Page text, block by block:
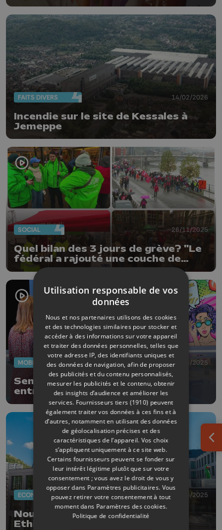
FAITS DIVERS 14/02/2026
Incendie sur le site de Kessales à
Jemeppe
SOCIAL 26/11/2025
Quel bilan des 3 jours de grève? "Le
fédéral a rajouté une couche de
mécontentement"
MOBILITÉ 29/08/2025
Semaine de la mobilité : les
entreprises participent aussi !
ECONOMIE 16/05/2025
Nouvelle identité visuelle pour
Ethias
Utilisation responsable de vos
données
Nous et nos partenaires utilisons des cookies
et des technologies similaires pour stocker et
accéder à des informations sur votre appareil
et traiter des données personnelles, telles que
votre adresse IP, des identifiants uniques et
des données de navigation, afin de proposer
des publicités et du contenu personnalisés,
mesurer les publicités et le contenu, obtenir
des insights d’audience et améliorer les
services. Fournisseurs tiers (1910) peuvent
également traiter vos données à ces fins et à
d’autres, notamment en utilisant des données
de géolocalisation précises et des
caractéristiques de l’appareil. Vos choix
s’appliquent uniquement à ce site web.
Certains fournisseurs peuvent se fonder sur
leur intérêt légitime plutôt que sur votre
consentement ; vous avez le droit de vous y
opposer dans Paramètres publicitaires. Vous
pouvez retirer votre consentement à tout
moment dans Paramètres des cookies.
Politique de confidentialité